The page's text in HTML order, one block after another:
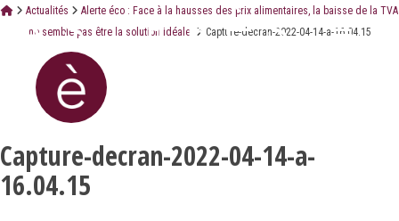
Actualités
Alerte éco : Face à la hausses des prix alimentaires, la baisse de la TVA
ne semble pas être la solution idéale.
Capture-decran-2022-04-14-a-16.04.15
Capture-decran-2022-04-14-a-
16.04.15